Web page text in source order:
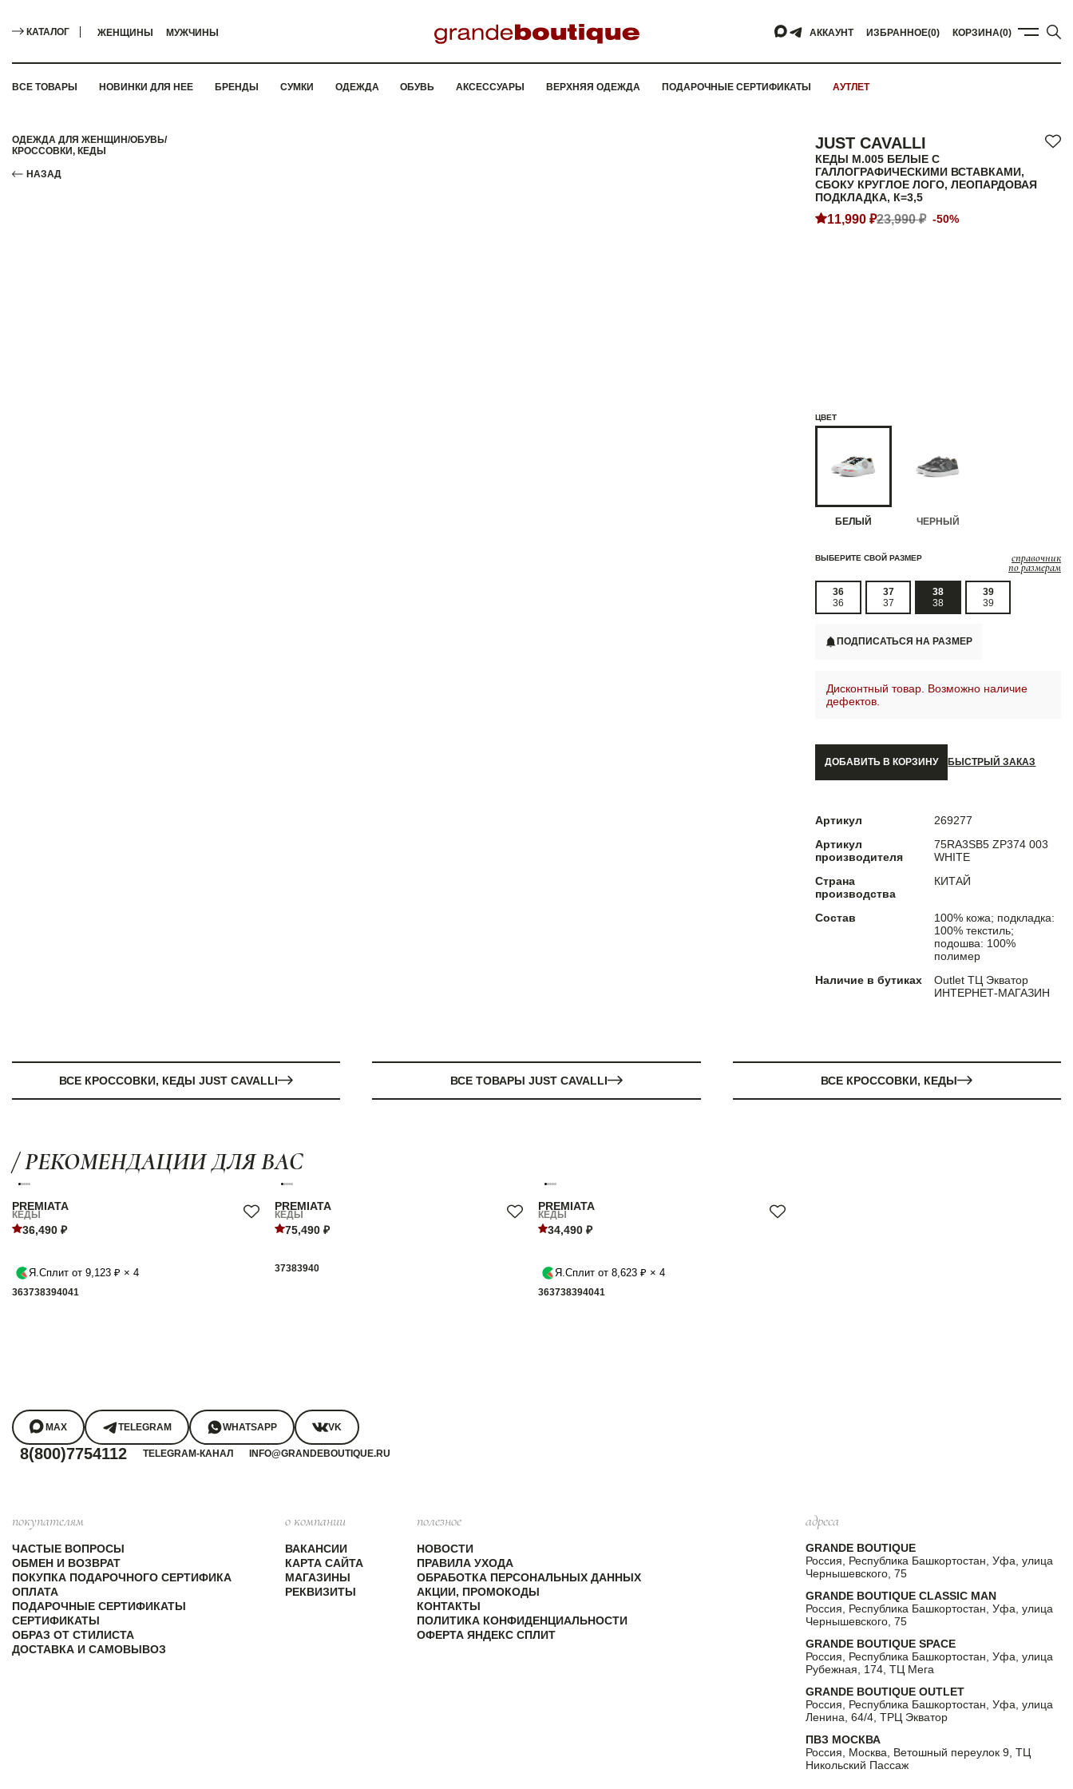
КАТАЛОГ ЖЕНЩИНЫ МУЖЧИНЫ АККАУНТ ИЗБРАННОЕ(0) КОРЗИНА(0)
ВСЕ ТОВАРЫ НОВИНКИ ДЛЯ НЕЕ БРЕНДЫ СУМКИ ОДЕЖДА ОБУВЬ АКСЕССУАРЫ ВЕРХНЯЯ ОДЕЖДА ПОДАРОЧНЫЕ СЕРТИФИКАТЫ АУТЛЕТ
ОДЕЖДА ДЛЯ ЖЕНЩИН/ОБУВЬ/
КРОССОВКИ, КЕДЫ
НАЗАД
JUST CAVALLI
КЕДЫ M.005 БЕЛЫЕ С
ГАЛЛОГРАФИЧЕСКИМИ ВСТАВКАМИ,
СБОКУ КРУГЛОЕ ЛОГО, ЛЕОПАРДОВАЯ
ПОДКЛАДКА, К=3,5
11,990 ₽23,990 ₽ -50%
ЦВЕТ
БЕЛЫЙ ЧЕРНЫЙ
ВЫБЕРИТЕ СВОЙ РАЗМЕР справочник
по размерам
36
36
37
37
38
38
39
39
ПОДПИСАТЬСЯ НА РАЗМЕР
Дисконтный товар. Возможно наличие
дефектов.
ДОБАВИТЬ В КОРЗИНУ БЫСТРЫЙ ЗАКАЗ
Артикул
269277
Артикул
производителя
75RA3SB5 ZP374 003
WHITE
Страна
производства
КИТАЙ
Состав
100% кожа; подкладка:
100% текстиль;
подошва: 100%
полимер
Наличие в бутиках
Outlet ТЦ Экватор
ИНТЕРНЕТ-МАГАЗИН
ВСЕ КРОССОВКИ, КЕДЫ JUST CAVALLI ВСЕ ТОВАРЫ JUST CAVALLI ВСЕ КРОССОВКИ, КЕДЫ
/ РЕКОМЕНДАЦИИ ДЛЯ ВАС
PREMIATA
КЕДЫ
36,490 ₽
Я.Сплит от 9,123 ₽ × 4
363738394041
PREMIATA
КЕДЫ
75,490 ₽
37383940
PREMIATA
КЕДЫ
34,490 ₽
Я.Сплит от 8,623 ₽ × 4
363738394041
MAX TELEGRAM WHATSAPP VK
8(800)7754112 TELEGRAM-КАНАЛ INFO@GRANDEBOUTIQUE.RU
покупателям
ЧАСТЫЕ ВОПРОСЫ
ОБМЕН И ВОЗВРАТ
ПОКУПКА ПОДАРОЧНОГО СЕРТИФИКА
ОПЛАТА
ПОДАРОЧНЫЕ СЕРТИФИКАТЫ
СЕРТИФИКАТЫ
ОБРАЗ ОТ СТИЛИСТА
ДОСТАВКА И САМОВЫВОЗ
о компании
ВАКАНСИИ
КАРТА САЙТА
МАГАЗИНЫ
РЕКВИЗИТЫ
полезное
НОВОСТИ
ПРАВИЛА УХОДА
ОБРАБОТКА ПЕРСОНАЛЬНЫХ ДАННЫХ
АКЦИИ, ПРОМОКОДЫ
КОНТАКТЫ
ПОЛИТИКА КОНФИДЕНЦИАЛЬНОСТИ
ОФЕРТА ЯНДЕКС СПЛИТ
адреса
GRANDE BOUTIQUE
Россия, Республика Башкортостан, Уфа, улица
Чернышевского, 75
GRANDE BOUTIQUE CLASSIC MAN
Россия, Республика Башкортостан, Уфа, улица
Чернышевского, 75
GRANDE BOUTIQUE SPACE
Россия, Республика Башкортостан, Уфа, улица
Рубежная, 174, ТЦ Мега
GRANDE BOUTIQUE OUTLET
Россия, Республика Башкортостан, Уфа, улица
Ленина, 64/4, ТРЦ Экватор
ПВЗ МОСКВА
Россия, Москва, Ветошный переулок 9, ТЦ
Никольский Пассаж